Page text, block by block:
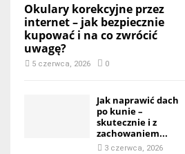
Okulary korekcyjne przez
internet – jak bezpiecznie
kupować i na co zwrócić
uwagę?
5 czerwca, 2026 0
Jak naprawić dach
po kunie –
skutecznie i z
zachowaniem...
3 czerwca, 2026